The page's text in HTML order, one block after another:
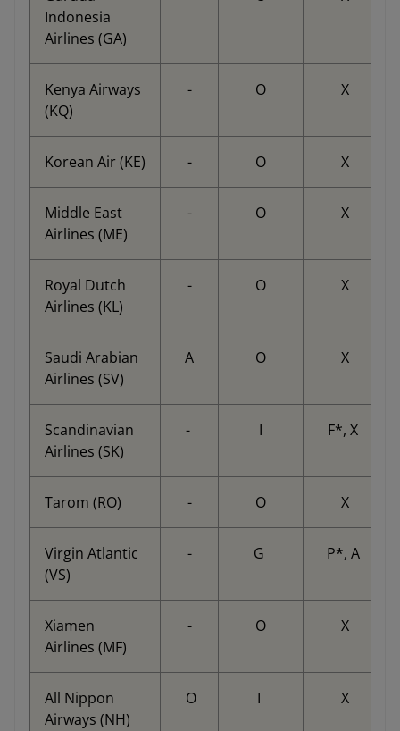
Indonesia
Airlines (GA)
Kenya Airways
(KQ)
- O X
Korean Air (KE) - O X
Middle East
Airlines (ME)
- O X
Royal Dutch
Airlines (KL)
- O X
Saudi Arabian
Airlines (SV)
A O X
Scandinavian
Airlines (SK)
- I F*, X
Tarom (RO) - O X
Virgin Atlantic
(VS)
- G P*, A
Xiamen
Airlines (MF)
- O X
All Nippon
Airways (NH)
O I X